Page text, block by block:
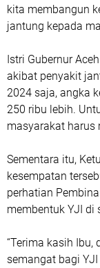
kita membangun
jantung kepada
Istri Gubernur
akibat penyakit
2024 saja, angka
250 ribu lebih.
masyarakat harus
Sementara itu,
kesempatan
perhatian
membentuk YJI di
“Terima kasih
semangat bagi